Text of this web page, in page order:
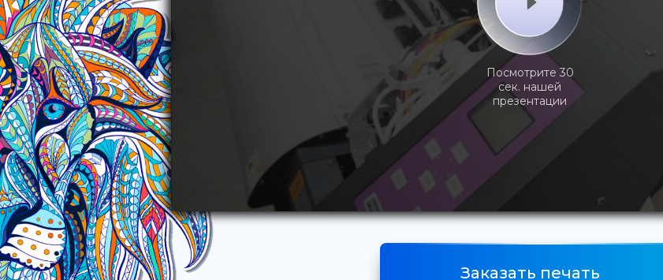
Посмотрите 30
сек. нашей
презентации
Заказать печать